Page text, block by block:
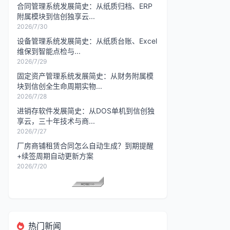
合同管理系统发展简史：从纸质归档、ERP
附属模块到信创独享云...
2026/7/30
设备管理系统发展简史：从纸质台账、Excel
维保到智能点检与...
2026/7/29
固定资产管理系统发展简史：从财务附属模
块到信创全生命周期实物...
2026/7/28
进销存软件发展简史：从DOS单机到信创独
享云，三十年技术与商...
2026/7/27
厂房商铺租赁合同怎么自动生成？到期提醒
+续签周期自动更新方案
2026/7/20
热门新闻